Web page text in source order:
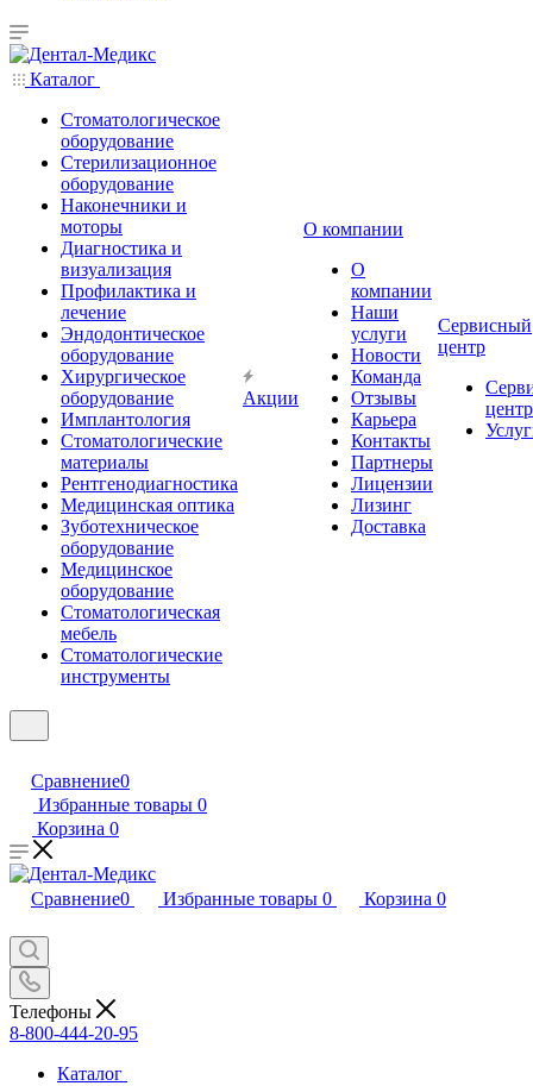
Каталог
Стоматологическое
оборудование
Стерилизационное
оборудование
Наконечники и
моторы
Диагностика и
визуализация
Профилактика и
лечение
Эндодонтическое
оборудование
Хирургическое
оборудование
Имплантология
Стоматологические
материалы
Рентгенодиагностика
Медицинская оптика
Зуботехническое
оборудование
Медицинское
оборудование
Стоматологическая
мебель
Стоматологические
инструменты
Акции
О компании
О
компании
Наши
услуги
Новости
Команда
Отзывы
Карьера
Контакты
Партнеры
Лицензии
Лизинг
Доставка
Сервисный
центр
центр
Сравнение0
Избранные товары 0
Корзина 0
Сравнение0 Избранные товары 0 Корзина 0
Телефоны
8-800-444-20-95
Каталог